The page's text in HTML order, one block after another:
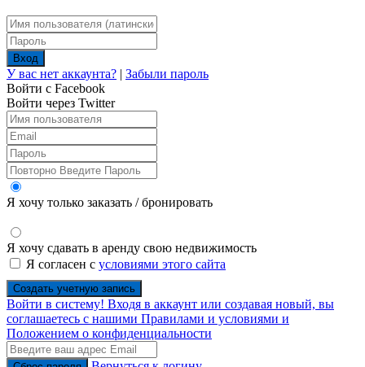
Вход
У вас нет аккаунта? | Забыли пароль
Войти с Facebook
Войти через Twitter
Я хочу только заказать / бронировать
Я хочу сдавать в аренду свою недвижимость
Я согласен с условиями этого сайта
Создать учетную запись
Войти в систему! Входя в аккаунт или создавая новый, вы
соглашаетесь с нашими Правилами и условиями и
Положением о конфиденциальности